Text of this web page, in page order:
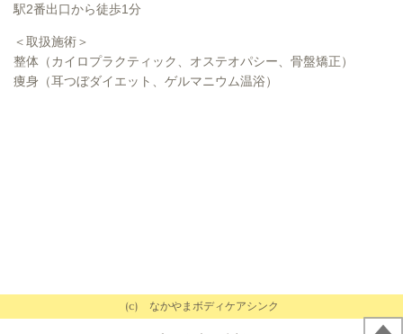
駅2番出口から徒歩1分
＜取扱施術＞
整体（カイロプラクティック、オステオパシー、骨盤矯正）
痩身（耳つぼダイエット、ゲルマニウム温浴）
(c) なかやまボディケアシンク